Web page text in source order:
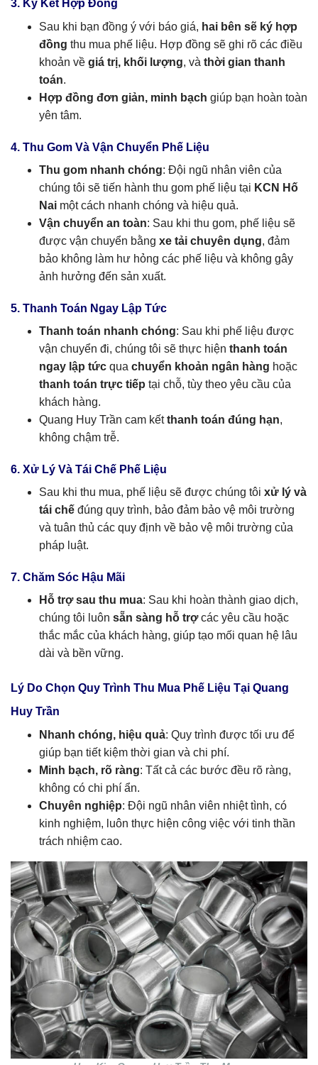
3. Ký Kết Hợp Đồng
Sau khi bạn đồng ý với báo giá, hai bên sẽ ký hợp
đồng thu mua phế liệu. Hợp đồng sẽ ghi rõ các điều
khoản về giá trị, khối lượng, và thời gian thanh
toán.
Hợp đồng đơn giản, minh bạch giúp bạn hoàn toàn
yên tâm.
4. Thu Gom Và Vận Chuyển Phế Liệu
Thu gom nhanh chóng: Đội ngũ nhân viên của
chúng tôi sẽ tiến hành thu gom phế liệu tại KCN Hố
Nai một cách nhanh chóng và hiệu quả.
Vận chuyển an toàn: Sau khi thu gom, phế liệu sẽ
được vận chuyển bằng xe tải chuyên dụng, đảm
bảo không làm hư hỏng các phế liệu và không gây
ảnh hưởng đến sản xuất.
5. Thanh Toán Ngay Lập Tức
Thanh toán nhanh chóng: Sau khi phế liệu được
vận chuyển đi, chúng tôi sẽ thực hiện thanh toán
ngay lập tức qua chuyển khoản ngân hàng hoặc
thanh toán trực tiếp tại chỗ, tùy theo yêu cầu của
khách hàng.
Quang Huy Trần cam kếtthanh toán đúng hạn,
không chậm trễ.
6. Xử Lý Và Tái Chế Phế Liệu
Sau khi thu mua, phế liệu sẽ được chúng tôi xử lý và
tái chế đúng quy trình, bảo đảm bảo vệ môi trường
và tuân thủ các quy định về bảo vệ môi trường của
pháp luật.
7. Chăm Sóc Hậu Mãi
Hỗ trợ sau thu mua: Sau khi hoàn thành giao dịch,
chúng tôi luôn sẵn sàng hỗ trợcác yêu cầu hoặc
thắc mắc của khách hàng, giúp tạo mối quan hệ lâu
dài và bền vững.
Lý Do Chọn Quy Trình Thu Mua Phế Liệu Tại Quang
Huy Trần
Nhanh chóng, hiệu quả: Quy trình được tối ưu để
giúp bạn tiết kiệm thời gian và chi phí.
Minh bạch, rõ ràng: Tất cả các bước đều rõ ràng,
không có chi phí ẩn.
Chuyên nghiệp: Đội ngũ nhân viên nhiệt tình, có
kinh nghiệm, luôn thực hiện công việc với tinh thần
trách nhiệm cao.